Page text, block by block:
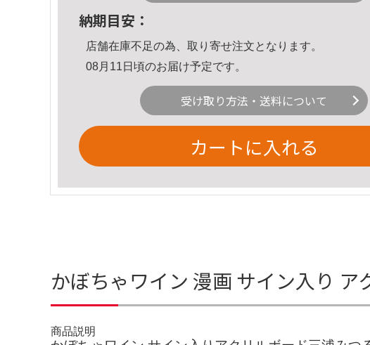
納期目安：
店舗在庫不足の為、取り寄せ注文となります。
08月11日頃のお届け予定です。
受け取り方法・送料について
カートに入れる
かぼちゃワイン 漫画 サイン入り
商品説明